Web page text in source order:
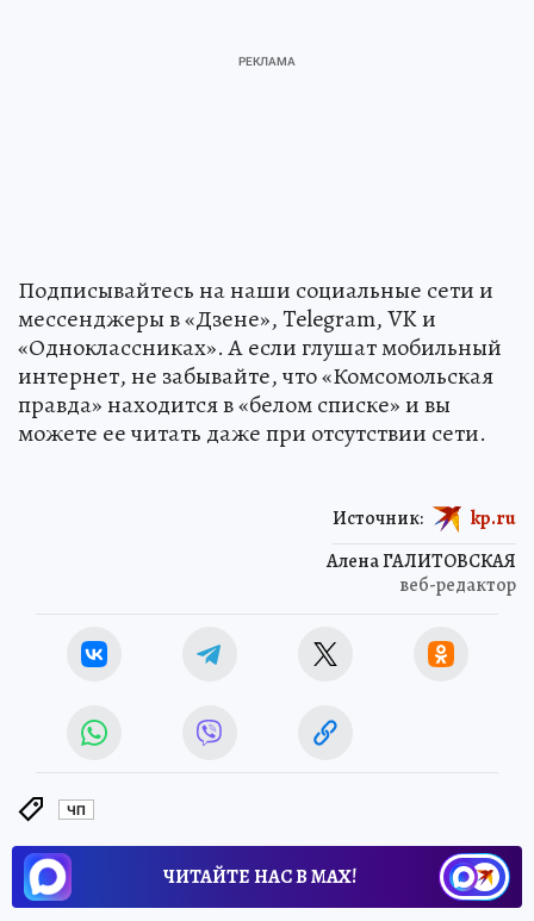
Подписывайтесь на наши социальные сети и
мессенджеры в «Дзене», Telegram, VK и
«Одноклассниках». А если глушат мобильный
можете ее читать даже при отсутствии сети.
Алена ГАЛИТОВСКАЯ
ЧП